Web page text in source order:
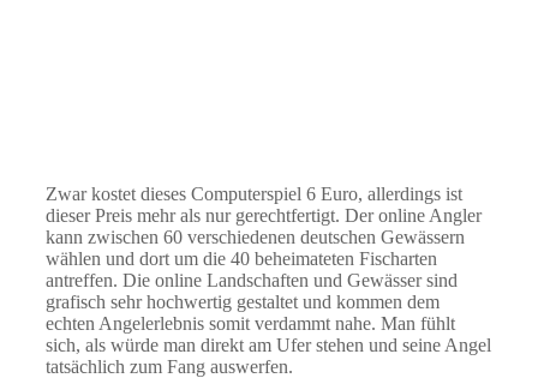
Zwar kostet dieses Computerspiel 6 Euro, allerdings ist
dieser Preis mehr als nur gerechtfertigt. Der online Angler
kann zwischen 60 verschiedenen deutschen Gewässern
wählen und dort um die 40 beheimateten Fischarten
antreffen. Die online Landschaften und Gewässer sind
grafisch sehr hochwertig gestaltet und kommen dem
echten Angelerlebnis somit verdammt nahe. Man fühlt
sich, als würde man direkt am Ufer stehen und seine Angel
tatsächlich zum Fang auswerfen.